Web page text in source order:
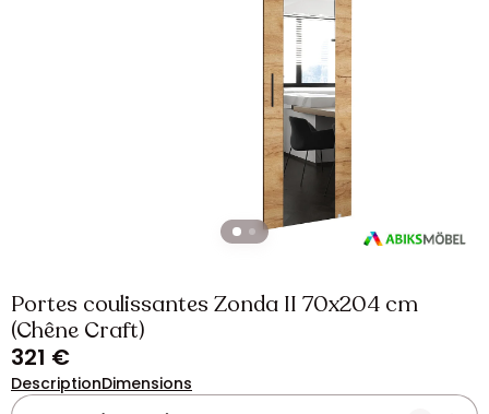
Portes coulissantes Zonda II 70x204 cm
(Chêne Craft)
321 €
DescriptionDimensions